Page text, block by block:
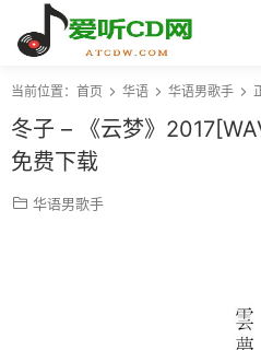
当前位置： 首页 华语 华语男歌手
冬子 – 《云梦》
免费下载
华语男歌手